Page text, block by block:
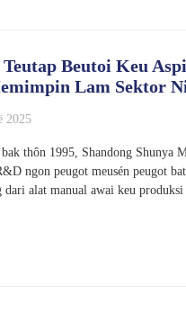
Teutap Beutoi Keu
Lam Sektor
2025
thôn 1995, Shandong Shunya
ngon peugot meusén peugot
dari alat manual awai keu